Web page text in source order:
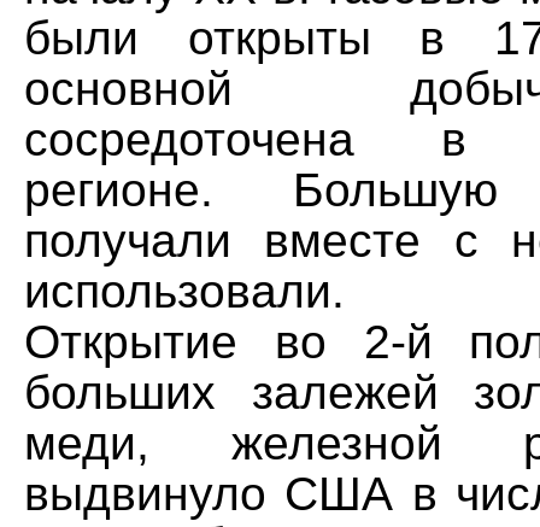
были открыты в
основной
сосредоточена в
регионе.
получали вместе с
использовали.
Открытие во 2-й
больших залежей
меди, железной
выдвинуло США в